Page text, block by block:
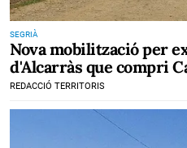
SEGRIÀ
Nova mobilització per
d'Alcarràs que compri
REDACCIÓ TERRITORIS